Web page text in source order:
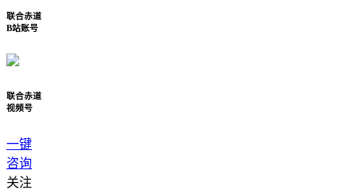
联合赤道
B站账号
联合赤道
视频号
一键
咨询
关注